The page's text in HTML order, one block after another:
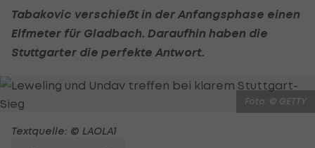
Tabakovic verschießt in der Anfangsphase einen
Elfmeter für Gladbach. Daraufhin haben die
Stuttgarter die perfekte Antwort.
Foto: © GETTY
Textquelle: © LAOLA1